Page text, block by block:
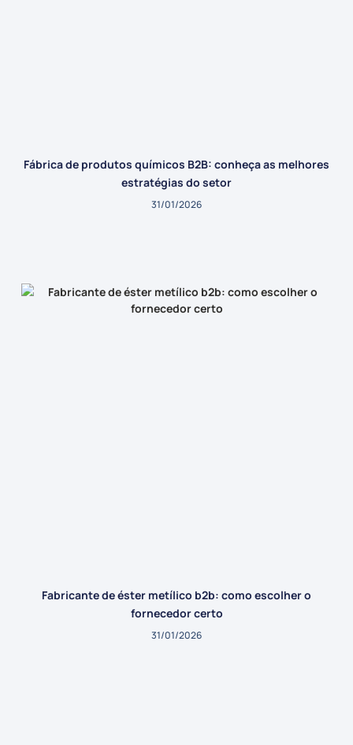
Fábrica de produtos químicos B2B: conheça as melhores
estratégias do setor
31/01/2026
Fabricante de éster metílico b2b: como escolher o
fornecedor certo
31/01/2026